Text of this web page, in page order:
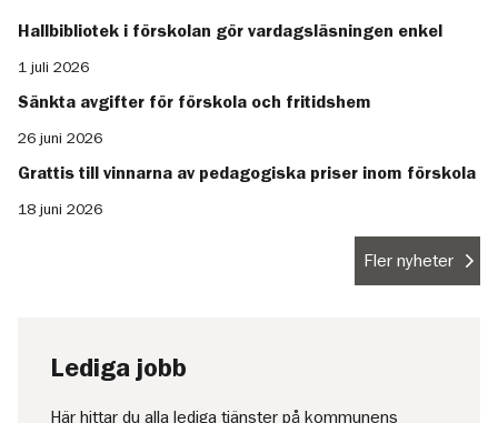
Hallbibliotek i förskolan gör vardagsläsningen enkel
1 juli 2026
Sänkta avgifter för förskola och fritidshem
26 juni 2026
Grattis till vinnarna av pedagogiska priser inom förskola
18 juni 2026
Fler nyheter
Lediga jobb
Här hittar du alla lediga tjänster på kommunens